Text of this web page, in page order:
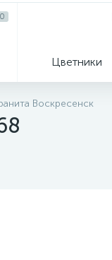
Цветники
Воскресенск